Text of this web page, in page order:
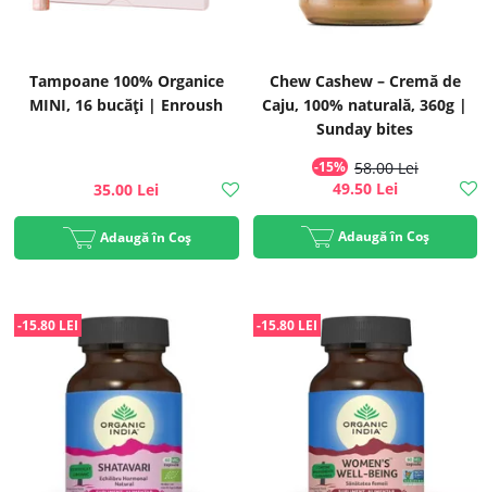
Tampoane 100% Organice
MINI, 16 bucăți | Enroush
35.00 Lei
Adaugă în Coș
Chew Cashew – Cremă de
Caju, 100% naturală, 360g |
Sunday bites
-15% 58.00 Lei
49.50 Lei
Adaugă în Coș
-15.80 LEI -15.80 LEI